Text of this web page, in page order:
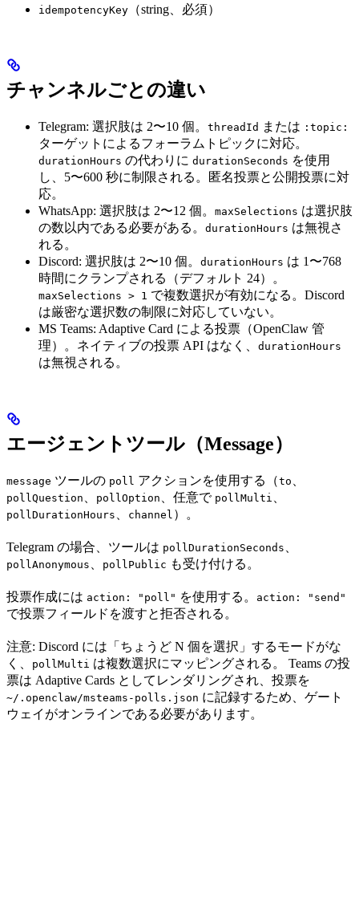
idempotencyKey （string、必須）
チャンネルごとの違い
Telegram: 選択肢は 2〜10 個。 threadId または :topic:
ターゲットによるフォーラムトピックに対応。
durationHours の代わりに durationSeconds を使用
し、5〜600 秒に制限される。匿名投票と公開投票に対
応。
WhatsApp: 選択肢は 2〜12 個。 maxSelections は選択肢
の数以内である必要がある。 durationHours は無視さ
れる。
Discord: 選択肢は 2〜10 個。 durationHours は 1〜768
時間にクランプされる（デフォルト 24）。
maxSelections > 1 で複数選択が有効になる。Discord
は厳密な選択数の制限に対応していない。
MS Teams: Adaptive Card による投票（OpenClaw 管
理）。ネイティブの投票 API はなく、 durationHours
は無視される。
エージェントツール（Message）
message ツールの poll アクションを使用する（to
pollQuestion pollOption 、任意で pollMulti
pollDurationHours channel ）。
Telegram の場合、ツールは pollDurationSeconds
pollAnonymous pollPublic も受け付ける。
投票作成には action: "poll" を使用する。 action: "send"
で投票フィールドを渡すと拒否される。
注意: Discord には「ちょうど N 個を選択」するモードがな
く、
pollMulti は複数選択にマッピングされる。 Teams の投
票は Adaptive Cards としてレンダリングされ、投票を
~/.openclaw/msteams-polls.json に記録するため、ゲート
ウェイがオンラインである必要があります。